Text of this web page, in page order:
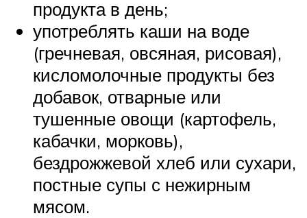
продукта в день;
употреблять каши на воде
(гречневая, овсяная, рисовая),
кисломолочные продукты без
добавок, отварные или
тушенные овощи (картофель,
кабачки, морковь),
бездрожжевой хлеб или сухари,
постные супы с нежирным
мясом.